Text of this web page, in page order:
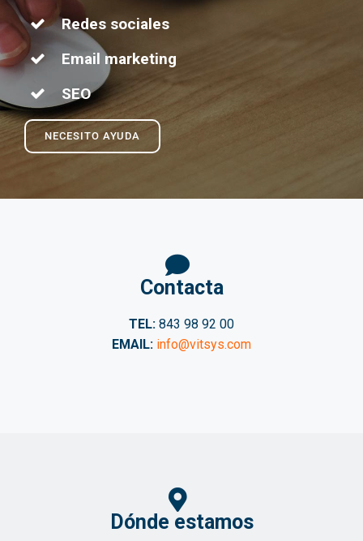
Redes sociales
Email marketing
SEO
NECESITO AYUDA
Contacta
TEL: 843 98 92 00
EMAIL: info@vitsys.com
Dónde estamos